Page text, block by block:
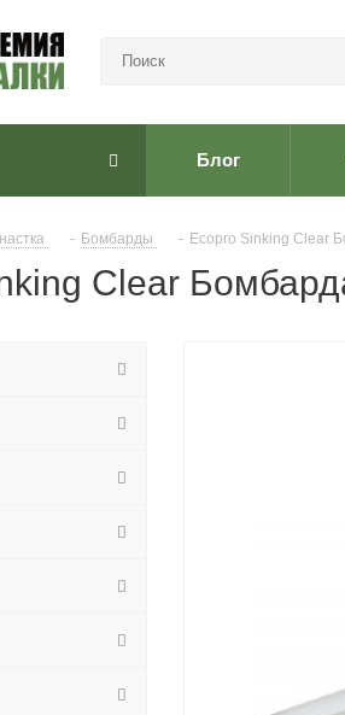
Блог
- Бомбарды - Ecopro Sinking Clear
Clear